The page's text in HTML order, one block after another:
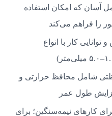
حمل آسان که امکان استفاده
را فراهم می‌کند
و توانایی کار با انواع
شامل محافظ حرارتی و
طول عمر
برای کارهای نیمه‌سنگین؛ برای